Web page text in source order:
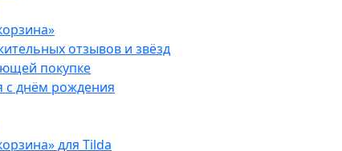
отзывов и звёзд
покупке
с днём рождения
для Tilda